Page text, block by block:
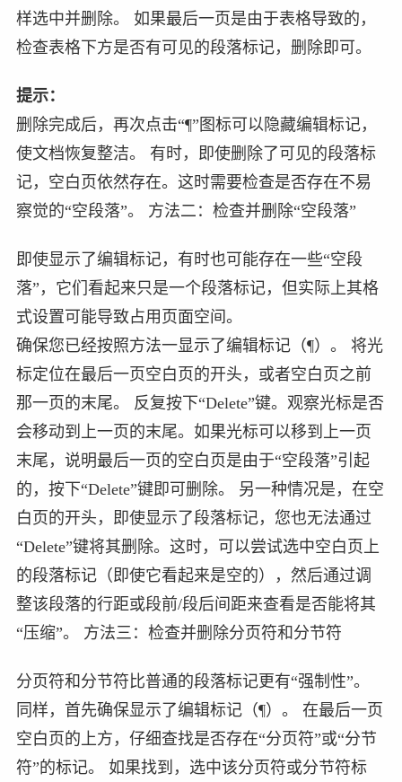
样选中并删除。 如果最后一页是由于表格导致的，
检查表格下方是否有可见的段落标记，删除即可。
提示：
删除完成后，再次点击“¶”图标可以隐藏编辑标记，
使文档恢复整洁。 有时，即使删除了可见的段落标
记，空白页依然存在。这时需要检查是否存在不易
察觉的“空段落”。 方法二：检查并删除“空段落”
即使显示了编辑标记，有时也可能存在一些“空段
落”，它们看起来只是一个段落标记，但实际上其格
式设置可能导致占用页面空间。
确保您已经按照方法一显示了编辑标记（¶）。 将光
标定位在最后一页空白页的开头，或者空白页之前
那一页的末尾。 反复按下“Delete”键。观察光标是否
会移动到上一页的末尾。如果光标可以移到上一页
末尾，说明最后一页的空白页是由于“空段落”引起
的，按下“Delete”键即可删除。 另一种情况是，在空
白页的开头，即使显示了段落标记，您也无法通过
“Delete”键将其删除。这时，可以尝试选中空白页上
的段落标记（即使它看起来是空的），然后通过调
整该段落的行距或段前/段后间距来查看是否能将其
“压缩”。 方法三：检查并删除分页符和分节符
分页符和分节符比普通的段落标记更有“强制性”。
同样，首先确保显示了编辑标记（¶）。 在最后一页
空白页的上方，仔细查找是否存在“分页符”或“分节
符”的标记。 如果找到，选中该分页符或分节符标